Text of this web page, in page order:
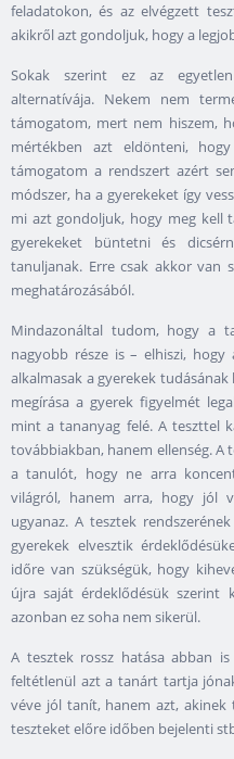
feladatokon, és az elvégzett
akikről azt gondoljuk, hogy a
Sokak szerint ez az
alternatívája. Nekem nem
támogatom, mert nem hiszem,
mértékben azt eldönteni,
támogatom a rendszert azért
módszer, ha a gyerekeket így
mi azt gondoljuk, hogy meg kell
gyerekeket büntetni és
tanuljanak. Erre csak akkor van
meghatározásából.
Mindazonáltal tudom, hogy a
nagyobb része is – elhiszi,
alkalmasak a gyerekek
megírása a gyerek figyelmét
mint a tananyag felé. A teszttel
továbbiakban, hanem ellenség. A
a tanulót, hogy ne arra
világról, hanem arra, hogy jól
ugyanaz. A tesztek
gyerekek elvesztik
időre van szükségük, hogy
újra saját érdeklődésük szerint
azonban ez soha nem sikerül.
A tesztek rossz hatása abban
feltétlenül azt a tanárt tartja
véve jól tanít, hanem azt,
teszteket előre időben bejelenti